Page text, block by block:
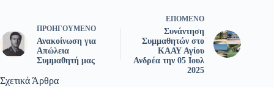
ΠΡΟΗΓΟΎΜΕΝΟ
Ανακοίνωση για
Απώλεια
Συμμαθητή μας
ΕΠΌΜΕΝΟ
Συνάντηση
Συμμαθητών στο
ΚΑΑΥ Αγίου
Ανδρέα την 05 Ιουλ
2025
Σχετικά Άρθρα